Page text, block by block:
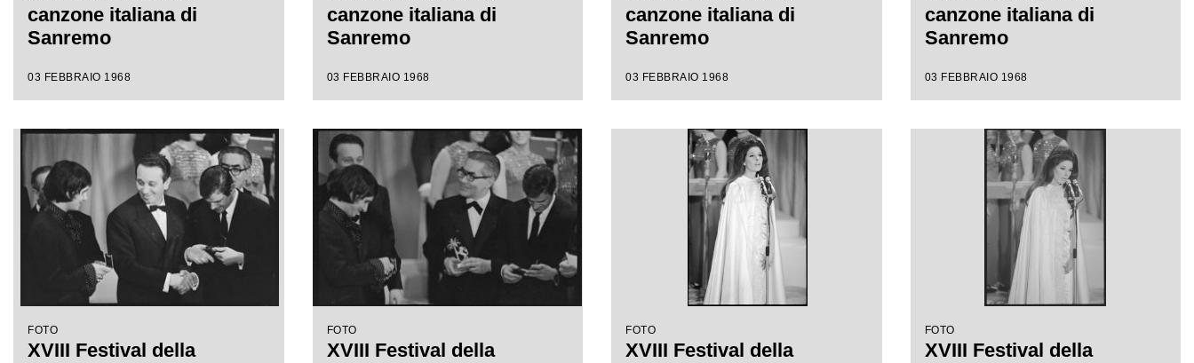
canzone italiana di
Sanremo
03 FEBBRAIO 1968
canzone italiana di
Sanremo
03 FEBBRAIO 1968
canzone italiana di
Sanremo
03 FEBBRAIO 1968
canzone italiana di
Sanremo
03 FEBBRAIO 1968
FOTO
XVIII Festival della
FOTO
XVIII Festival della
FOTO
XVIII Festival della
FOTO
XVIII Festival della